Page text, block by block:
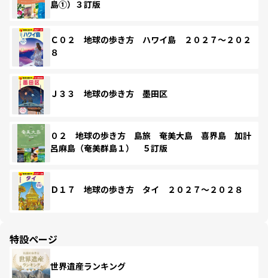
島①）３訂版
Ｃ０２ 地球の歩き方 ハワイ島 ２０２７～２０２
８
Ｊ３３ 地球の歩き方 墨田区
０２ 地球の歩き方 島旅 奄美大島 喜界島 加計
呂麻島（奄美群島１） ５訂版
Ｄ１７ 地球の歩き方 タイ ２０２７～２０２８
特設ページ
世界遺産ランキング